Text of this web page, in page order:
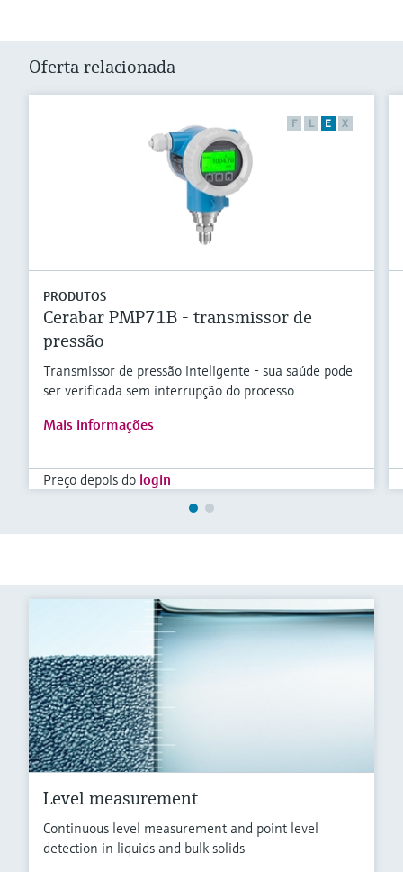
Oferta relacionada
F L E X
PRODUTOS
Cerabar PMP71B - transmissor de
pressão
Transmissor de pressão inteligente - sua saúde pode
ser verificada sem interrupção do processo
Mais informações
Preço depois do login
Level measurement
Continuous level measurement and point level
detection in liquids and bulk solids